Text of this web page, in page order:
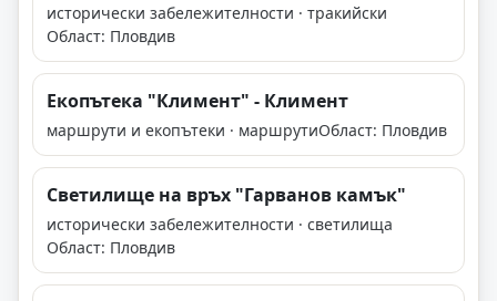
исторически забележителности · тракийски
Област: Пловдив
Екопътека "Климент" - Климент
маршрути и екопътеки · маршрутиОбласт: Пловдив
Светилище на връх "Гарванов камък"
исторически забележителности · светилища
Област: Пловдив